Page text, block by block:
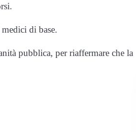
di base.
pubblica, per riaffermare che la